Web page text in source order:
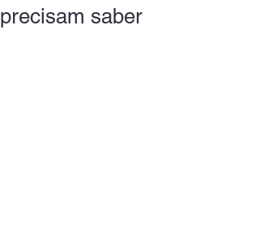
precisam saber